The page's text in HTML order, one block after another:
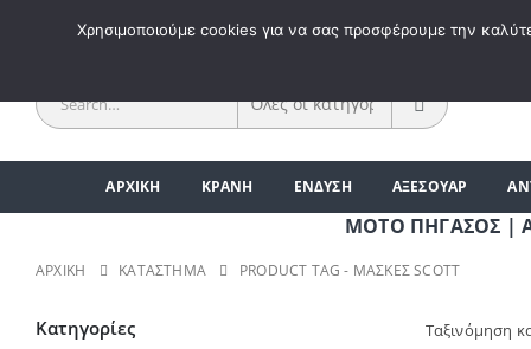
ΚΑΛΩΣ
ΑΡΧΙΚΗ ΚΡΑΝΗ ΕΝΔΥΣΗ ΑΞΕΣΟΥΑΡ
ΜΟΤΟ ΠΗΓΑΣΟΣ |
ΑΡΧΙΚΉ ΚΑΤΆΣΤΗΜΑ PRODUCT TAG - ΜΑΣΚΕΣ SCOTT
Ταξινόμηση
Κατηγορίες
Χρησιμοποιούμε cookies για να σας προσφέρουμε την